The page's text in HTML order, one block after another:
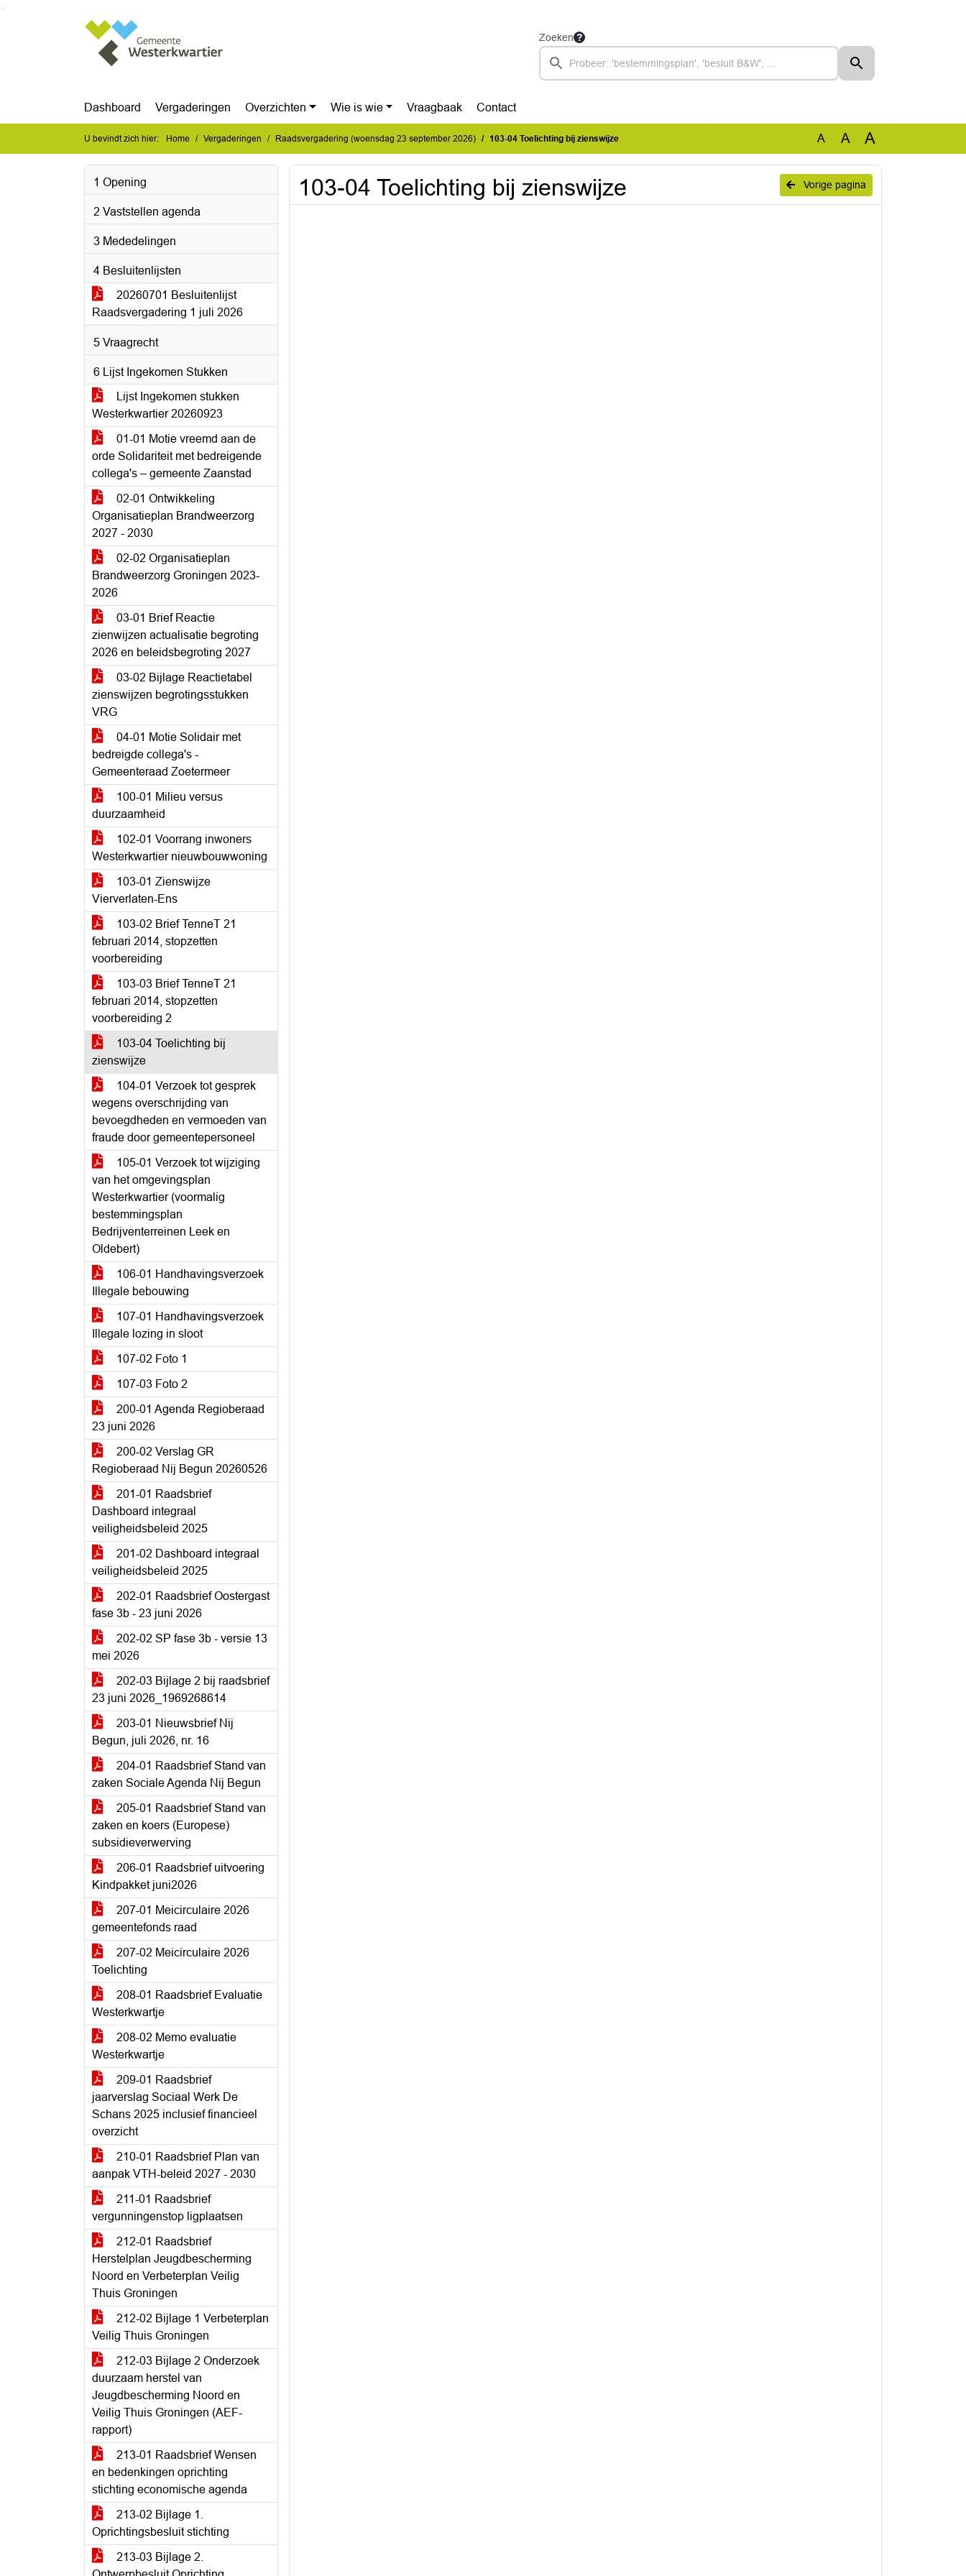
Zoeken
Dashboard Vergaderingen Overzichten Wie is wie Vraagbaak Contact
U bevindt zich hier: Home Vergaderingen Raadsvergadering (woensdag 23 september 2026) 103-04 Toelichting bij zienswijze A A A
1 Opening
2 Vaststellen agenda
3 Mededelingen
4 Besluitenlijsten
20260701 Besluitenlijst
Raadsvergadering 1 juli 2026
5 Vraagrecht
6 Lijst Ingekomen Stukken
Lijst Ingekomen stukken
Westerkwartier 20260923
01-01 Motie vreemd aan de
orde Solidariteit met bedreigende
collega's – gemeente Zaanstad
02-01 Ontwikkeling
Organisatieplan Brandweerzorg
2027 - 2030
02-02 Organisatieplan
Brandweerzorg Groningen 2023-
2026
03-01 Brief Reactie
zienwijzen actualisatie begroting
2026 en beleidsbegroting 2027
03-02 Bijlage Reactietabel
zienswijzen begrotingsstukken
VRG
04-01 Motie Solidair met
bedreigde collega's -
Gemeenteraad Zoetermeer
100-01 Milieu versus
duurzaamheid
102-01 Voorrang inwoners
Westerkwartier nieuwbouwwoning
103-01 Zienswijze
Vierverlaten-Ens
103-02 Brief TenneT 21
februari 2014, stopzetten
voorbereiding
103-03 Brief TenneT 21
februari 2014, stopzetten
voorbereiding 2
103-04 Toelichting bij
zienswijze
104-01 Verzoek tot gesprek
wegens overschrijding van
bevoegdheden en vermoeden van
fraude door gemeentepersoneel
105-01 Verzoek tot wijziging
van het omgevingsplan
Westerkwartier (voormalig
bestemmingsplan
Bedrijventerreinen Leek en
Oldebert)
106-01 Handhavingsverzoek
Illegale bebouwing
107-01 Handhavingsverzoek
Illegale lozing in sloot
107-02 Foto 1
107-03 Foto 2
200-01 Agenda Regioberaad
23 juni 2026
200-02 Verslag GR
Regioberaad Nij Begun 20260526
201-01 Raadsbrief
Dashboard integraal
veiligheidsbeleid 2025
201-02 Dashboard integraal
veiligheidsbeleid 2025
202-01 Raadsbrief Oostergast
fase 3b - 23 juni 2026
202-02 SP fase 3b - versie 13
mei 2026
202-03 Bijlage 2 bij raadsbrief
23 juni 2026_1969268614
203-01 Nieuwsbrief Nij
Begun, juli 2026, nr. 16
204-01 Raadsbrief Stand van
zaken Sociale Agenda Nij Begun
205-01 Raadsbrief Stand van
zaken en koers (Europese)
subsidieverwerving
206-01 Raadsbrief uitvoering
Kindpakket juni2026
207-01 Meicirculaire 2026
gemeentefonds raad
207-02 Meicirculaire 2026
Toelichting
208-01 Raadsbrief Evaluatie
Westerkwartje
208-02 Memo evaluatie
Westerkwartje
209-01 Raadsbrief
jaarverslag Sociaal Werk De
Schans 2025 inclusief financieel
overzicht
210-01 Raadsbrief Plan van
aanpak VTH-beleid 2027 - 2030
211-01 Raadsbrief
vergunningenstop ligplaatsen
212-01 Raadsbrief
Herstelplan Jeugdbescherming
Noord en Verbeterplan Veilig
Thuis Groningen
212-02 Bijlage 1 Verbeterplan
Veilig Thuis Groningen
212-03 Bijlage 2 Onderzoek
duurzaam herstel van
Jeugdbescherming Noord en
Veilig Thuis Groningen (AEF-
rapport)
213-01 Raadsbrief Wensen
en bedenkingen oprichting
stichting economische agenda
213-02 Bijlage 1.
Oprichtingsbesluit stichting
213-03 Bijlage 2.
Vorige pagina
103-04 Toelichting bij zienswijze